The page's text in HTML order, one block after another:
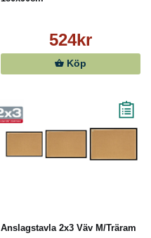
524kr
Köp
Anslagstavla 2x3 Väv M/Träram